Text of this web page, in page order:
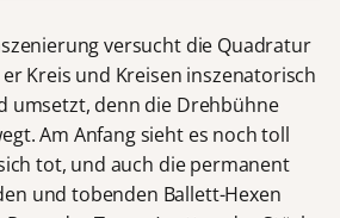
versucht die Quadratur
Kreis und Kreisen inszenatorisch
umsetzt, denn die Drehbühne
Am Anfang sieht es noch toll
tot, und auch die permanent
und tobenden Ballett-Hexen